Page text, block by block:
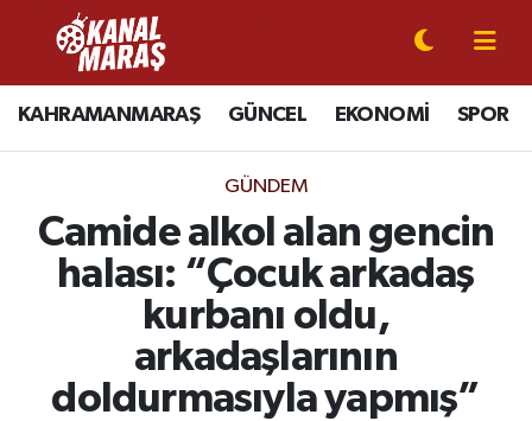
KAHRAMANMARAŞ GÜNCEL EKONOMİ SPOR
GÜNDEM
Camide alkol alan gencin
halası: “Çocuk arkadaş
kurbanı oldu,
arkadaşlarının
doldurmasıyla yapmış”
CANLI YAYIN
KAHRAMANMARAŞ
GÜNCEL
SPOR
SİYASET
EKONOMİ
Kahramanmaraş Nöbetçi Eczaneler
Kahramanmaraş Hava Durumu
Kahramanmaraş Namaz Vakitleri
Kahramanmaraş Trafik Yoğunluk Haritası
Süper Lig Puan Durumu ve Fikstür
Tüm Manşetler